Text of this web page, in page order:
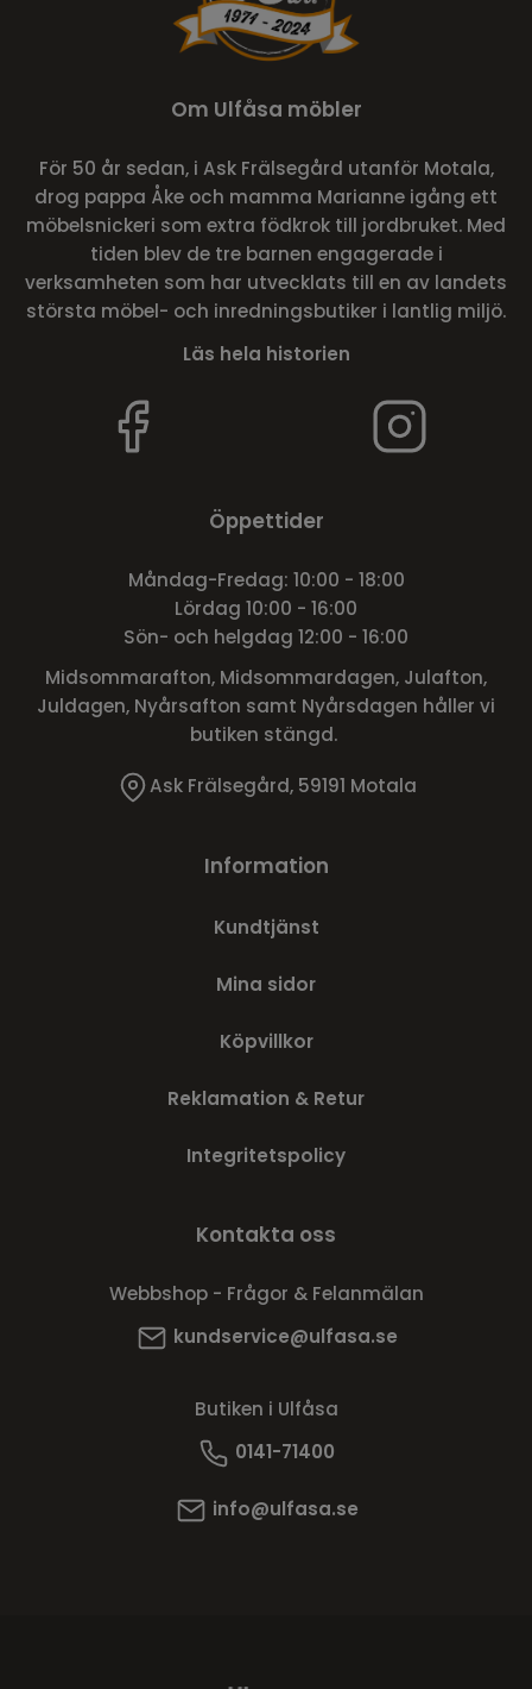
Om Ulfåsa möbler
För 50 år sedan, i Ask Frälsegård utanför Motala,
drog pappa Åke och mamma Marianne igång ett
möbelsnickeri som extra födkrok till jordbruket. Med
tiden blev de tre barnen engagerade i
verksamheten som har utvecklats till en av landets
största möbel- och inredningsbutiker i lantlig miljö.
Läs hela historien
Öppettider
Måndag-Fredag: 10:00 - 18:00
Lördag 10:00 - 16:00
Sön- och helgdag 12:00 - 16:00
Midsommarafton, Midsommardagen, Julafton,
Juldagen, Nyårsafton samt Nyårsdagen håller vi
butiken stängd.
Ask Frälsegård, 59191 Motala
Information
Kundtjänst
Mina sidor
Köpvillkor
Reklamation & Retur
Integritetspolicy
Kontakta oss
Webbshop - Frågor & Felanmälan
kundservice@ulfasa.se
Butiken i Ulfåsa
0141-71400
info@ulfasa.se